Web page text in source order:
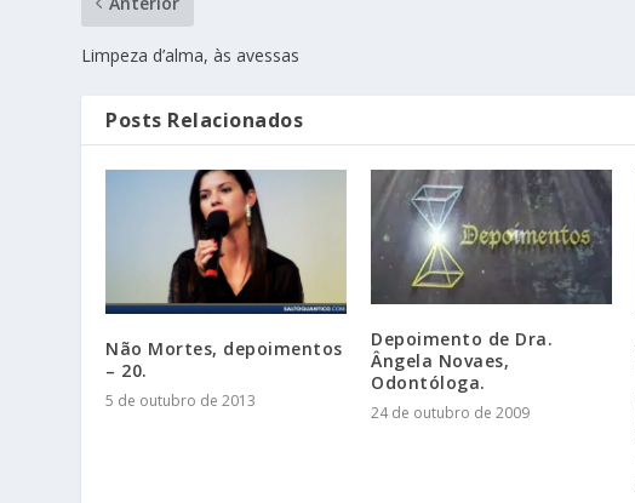
Limpeza d’alma, às avessas
Posts Relacionados
Não Mortes, depoimentos
– 20.
5 de outubro de 2013
Depoimento de Dra.
Ângela Novaes,
Odontóloga.
24 de outubro de 2009